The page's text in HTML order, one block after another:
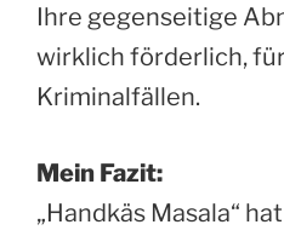
Ihre gegenseitige
wirklich förderlich,
Kriminalfällen.
Mein Fazit:
„Handkäs Masala“